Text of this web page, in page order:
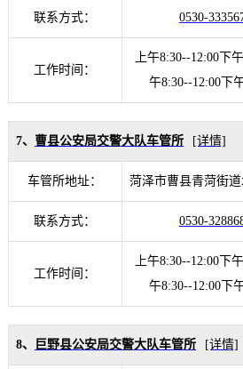
联系方式： 0530-
工作时间：
上午8:30--12:00下
午8:30--12:00下
7、 曹县公安局交警大队车管所 [详情]
车管所地址： 菏泽市曹县青菏街
联系方式： 0530-
工作时间：
上午8:30--12:00下
午8:30--12:00下
8、 巨野县公安局交警大队车管所 [详情]